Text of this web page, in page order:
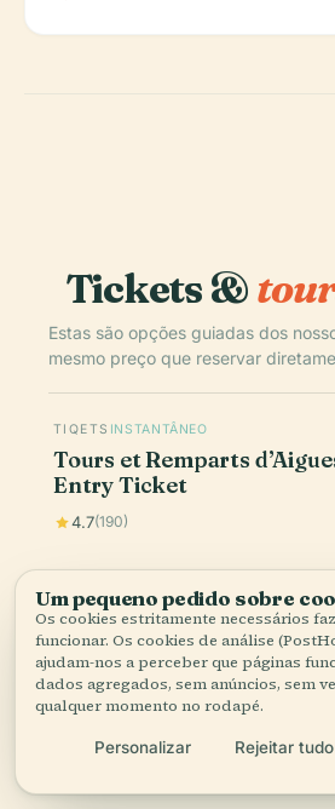
Tickets &
Estas são opções guiadas dos
mesmo preço que reservar
TIQETS INSTANTÂNEO
Tours et Remparts
Entry Ticket
4.7(190)
Reservar
Os preços são indicativos — o preço final
confirmados no checkout. A Audiala
pelas reservas feitas através destas ligações.
Um pequeno pedido sobre
Os cookies estritamente necessários
funcionar. Os cookies de análise
ajudam-nos a perceber que páginas
dados agregados, sem anúncios, sem
qualquer momento no rodapé.
Personalizar Rejeitar tudo